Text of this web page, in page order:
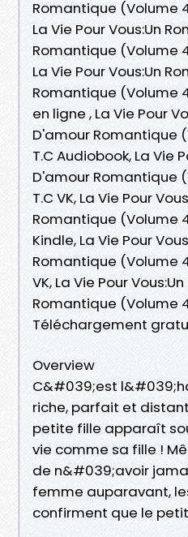
Romantique (Volume
La Vie Pour Vous:Un
Romantique (Volume
La Vie Pour Vous:Un
Romantique (Volume
en ligne , La Vie Pour
D'amour Romantique
T.C Audiobook, La Vie
D'amour Romantique
T.C VK, La Vie Pour
Romantique (Volume
Kindle, La Vie Pour
Romantique (Volume
VK, La Vie Pour
Romantique (Volume
Téléchargement
Overview
C&#039;est
riche, parfait et
petite fille apparaît
vie comme sa fille !
de n&#039;avoir
femme auparavant,
confirment que le